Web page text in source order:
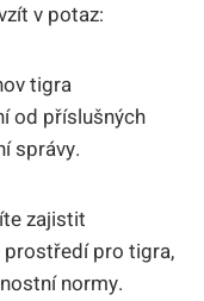
v potaz:
tigra
od příslušných
správy.
zajistit
prostředí pro tigra,
normy.